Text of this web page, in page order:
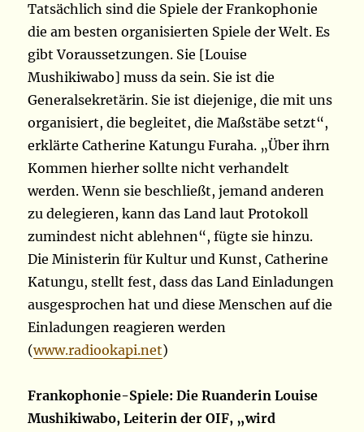
Tatsächlich sind die Spiele der Frankophonie
die am besten organisierten Spiele der Welt. Es
gibt Voraussetzungen. Sie [Louise
Mushikiwabo] muss da sein. Sie ist die
Generalsekretärin. Sie ist diejenige, die mit uns
organisiert, die begleitet, die Maßstäbe setzt“,
erklärte Catherine Katungu Furaha. „Über ihrn
Kommen hierher sollte nicht verhandelt
werden. Wenn sie beschließt, jemand anderen
zu delegieren, kann das Land laut Protokoll
zumindest nicht ablehnen“, fügte sie hinzu.
Die Ministerin für Kultur und Kunst, Catherine
Katungu, stellt fest, dass das Land Einladungen
ausgesprochen hat und diese Menschen auf die
Einladungen reagieren werden
(www.radiookapi.net)
Frankophonie-Spiele: Die Ruanderin Louise
Mushikiwabo, Leiterin der OIF, „wird